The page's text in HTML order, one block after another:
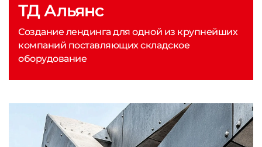
ТД Альянс
Создание лендинга для одной из крупнейших
компаний поставляющих складское
оборудование